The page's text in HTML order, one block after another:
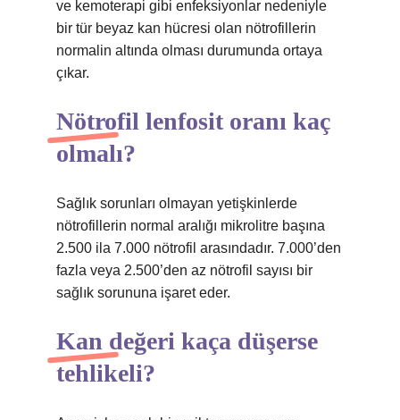
ve kemoterapi gibi enfeksiyonlar nedeniyle
bir tür beyaz kan hücresi olan nötrofillerin
normalin altında olması durumunda ortaya
çıkar.
Nötrofil lenfosit oranı kaç
olmalı?
Sağlık sorunları olmayan yetişkinlerde
nötrofillerin normal aralığı mikrolitre başına
2.500 ila 7.000 nötrofil arasındadır. 7.000’den
fazla veya 2.500’den az nötrofil sayısı bir
sağlık sorununa işaret eder.
Kan değeri kaça düşerse
tehlikeli?